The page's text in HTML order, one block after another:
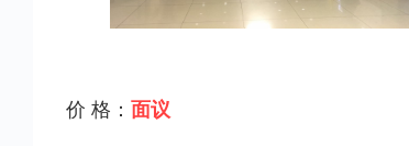
价 格： 面议